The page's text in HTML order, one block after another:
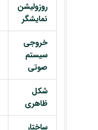
روزولیشن
نمایشگر
خروجی
سیستم
صوتی
شکل
ظاهری
ساختار